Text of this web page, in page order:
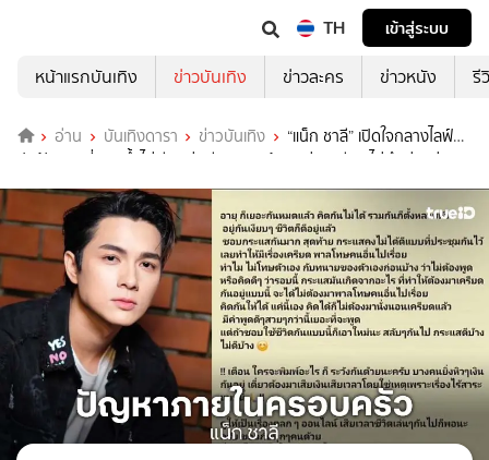
TH
เข้าสู่ระบบ
หน้าแรกบันเทิง
ข่าวบันเทิง ข่าวละคร ข่าวหนัง รี
อ่าน บันเทิงดารา ข่าวบันเทิง
“แน็ก ชาลี” เปิดใจกลางไลฟ์
ปมฟ้อง 4 พี่สาว ย้ำไม่เรียกค่าเสียหาย พร้อมอยู่คนเดียว ไม่ดึงพ่อแม่มา